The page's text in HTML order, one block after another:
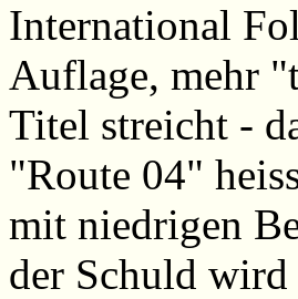
International
Auflage, mehr
Titel streicht -
"Route 04"
mit niedrigen
der Schuld wird